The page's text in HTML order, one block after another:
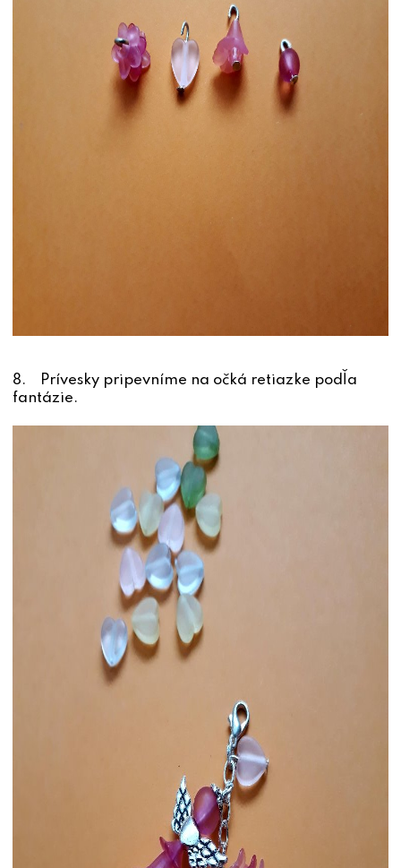
8. Prívesky pripevníme na očká retiazke podľa
fantázie.